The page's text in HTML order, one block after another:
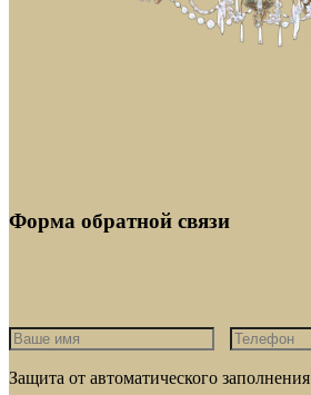
Форма обратной связи
Защита от автоматического заполнения